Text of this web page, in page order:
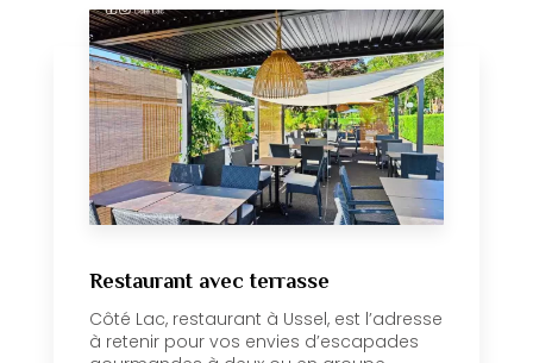
Restaurant avec terrasse
Côté Lac, restaurant à Ussel, est l’adresse
à retenir pour vos envies d’escapades